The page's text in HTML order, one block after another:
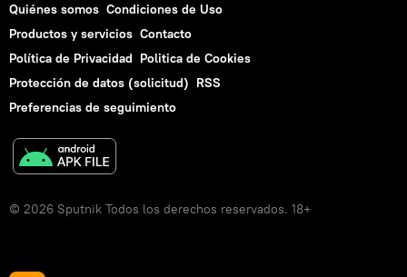
Quiénes somos Condiciones de Uso
Productos y servicios Contacto
Política de Privacidad Politica de Cookies
Protección de datos (solicitud) RSS
Preferencias de seguimiento
© 2026 Sputnik Todos los derechos reservados. 18+